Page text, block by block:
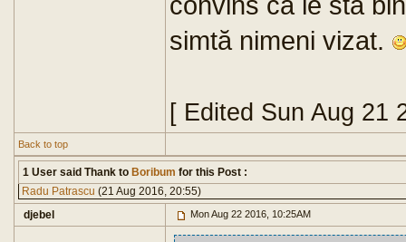
simtă nimeni vizat.
[ Edited Sun Aug 21
Back to top
1 User said Thank to Boribum for this Post :
Radu Patrascu (21 Aug 2016, 20:55)
djebel
Mon Aug 22 2016, 10:25AM